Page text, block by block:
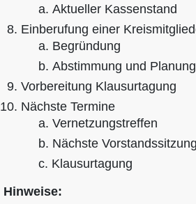
Aktueller Kassenstand
Einberufung einer
Begründung
Abstimmung und Planung
Vorbereitung Klausurtagung
Nächste Termine
Vernetzungstreffen
Nächste Vorstandssitzung
Klausurtagung
Hinweise: